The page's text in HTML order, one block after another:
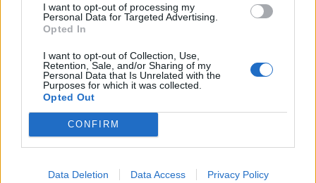
I want to opt-out of processing my
Personal Data for Targeted Advertising.
Opted In
I want to opt-out of Collection, Use,
Retention, Sale, and/or Sharing of my
Personal Data that Is Unrelated with the
Purposes for which it was collected.
Opted Out
CONFIRM
Data Deletion Data Access Privacy Policy
Κέντρο Βοήθειας
Υπηρεσίες υποψηφίων
Καταχώρηση Online Βιογραφικού
Συμβουλές Καριέρας
HR corner